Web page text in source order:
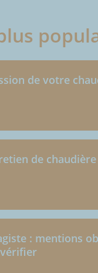
de votre
de chaudière
: mentions